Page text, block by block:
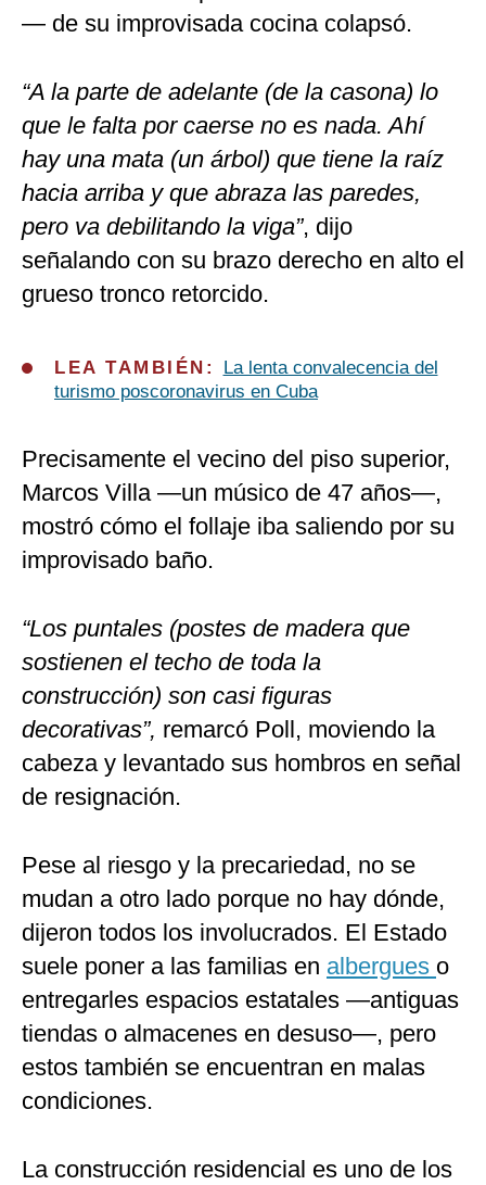
— de su improvisada cocina colapsó.
“A la parte de adelante (de la casona) lo
que le falta por caerse no es nada. Ahí
hay una mata (un árbol) que tiene la raíz
hacia arriba y que abraza las paredes,
pero va debilitando la viga”, dijo
señalando con su brazo derecho en alto el
grueso tronco retorcido.
LEA TAMBIÉN:
La lenta convalecencia del
turismo poscoronavirus en Cuba
Precisamente el vecino del piso superior,
Marcos Villa —un músico de 47 años—,
mostró cómo el follaje iba saliendo por su
improvisado baño.
“Los puntales (postes de madera que
sostienen el techo de toda la
construcción) son casi figuras
decorativas”, remarcó Poll, moviendo la
cabeza y levantado sus hombros en señal
de resignación.
Pese al riesgo y la precariedad, no se
mudan a otro lado porque no hay dónde,
dijeron todos los involucrados. El Estado
suele poner a las familias en albergues o
entregarles espacios estatales —antiguas
tiendas o almacenes en desuso—, pero
estos también se encuentran en malas
condiciones.
La construcción residencial es uno de los